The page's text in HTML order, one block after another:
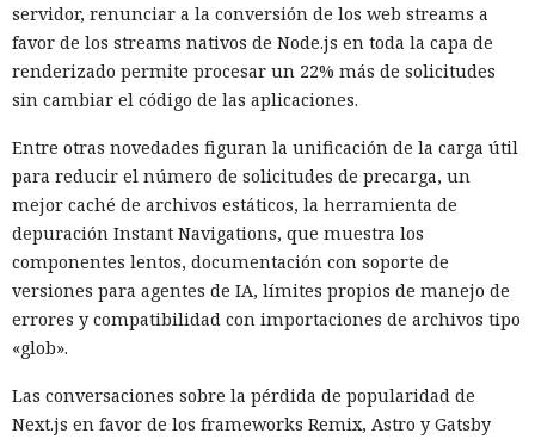
servidor, renunciar a la conversión de los web streams a
favor de los streams nativos de Node.js en toda la capa de
renderizado permite procesar un 22% más de solicitudes
sin cambiar el código de las aplicaciones.
Entre otras novedades figuran la unificación de la carga útil
para reducir el número de solicitudes de precarga, un
mejor caché de archivos estáticos, la herramienta de
depuración Instant Navigations, que muestra los
componentes lentos, documentación con soporte de
versiones para agentes de IA, límites propios de manejo de
errores y compatibilidad con importaciones de archivos tipo
«glob».
Las conversaciones sobre la pérdida de popularidad de
Next.js en favor de los frameworks Remix, Astro y Gatsby